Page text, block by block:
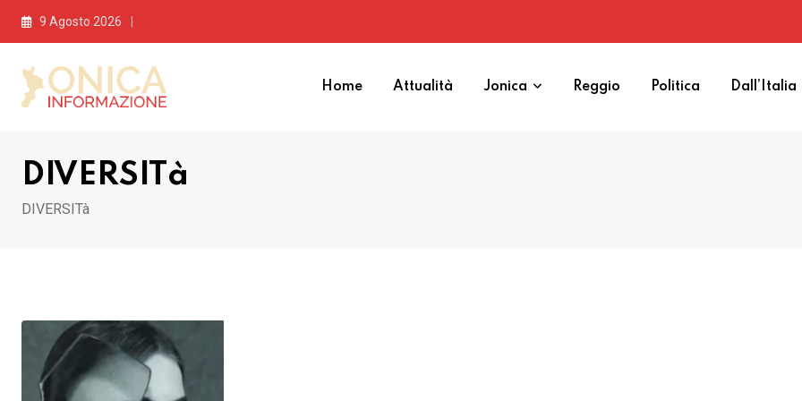
Skip
9 Agosto 2026
Home Attualità Jonica Reggio Politica Dall’Italia
DIVERSITà
DIVERSITà